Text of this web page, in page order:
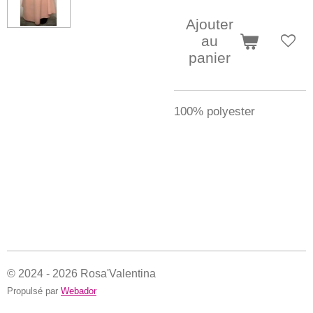
Ajouter
au
panier
100% polyester
© 2024 - 2026 Rosa'Valentina
Propulsé par Webador